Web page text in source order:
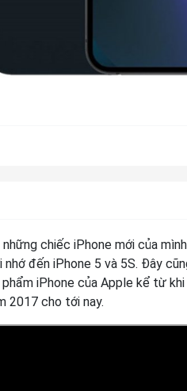
chiếc iPhone mới của
nhớ đến iPhone 5 và 5S. Đây
iPhone của Apple kể từ
2017 cho tới nay.